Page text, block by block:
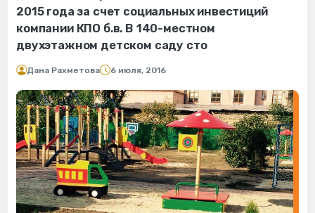
2015 года за счет социальных инвестиций
компании КПО б.в. В 140-местном
двухэтажном детском саду сто
Дана Рахметова 6 июля, 2016